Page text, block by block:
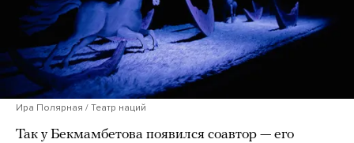
Ира Полярная / Театр наций
Так у Бекмамбетова появился соавтор — его